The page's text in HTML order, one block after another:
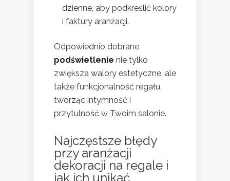
dzienne, aby podkreślić kolory
i faktury aranżacji.
Odpowiednio dobrane
podświetlenie nie tylko
zwiększa walory estetyczne, ale
także funkcjonalność regału,
tworząc intymność i
przytulność w Twoim salonie.
Najczęstsze błędy
przy aranżacji
dekoracji na regale i
jak ich unikać